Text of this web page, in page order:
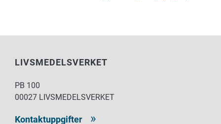
LIVSMEDELSVERKET
PB 100
00027 LIVSMEDELSVERKET
Kontaktuppgifter